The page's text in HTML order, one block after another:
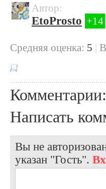
Автор:
EtoProsto +14
Cредняя оценка: 5 |
Комментарии:
Написать
Вы не
указан "Гость".